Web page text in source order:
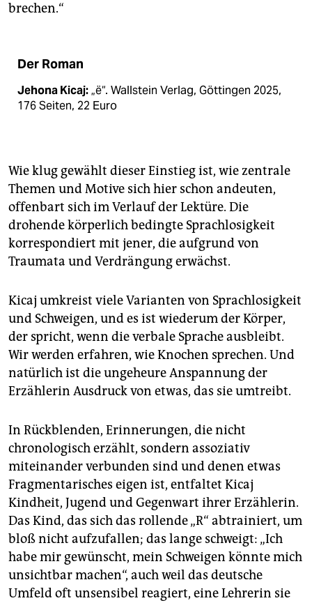
brechen.“
Der Roman
Jehona Kicaj:„ë“. Wallstein Verlag, Göttingen 2025,
176 Seiten, 22 Euro
Wie klug gewählt dieser Einstieg ist, wie zentrale
Themen und Motive sich hier schon andeuten,
offenbart sich im Verlauf der Lektüre. Die
drohende körperlich bedingte Sprachlosigkeit
korrespondiert mit jener, die aufgrund von
Traumata und Verdrängung erwächst.
Kicaj umkreist viele Varianten von Sprachlosigkeit
und Schweigen, und es ist wiederum der Körper,
der spricht, wenn die verbale Sprache ausbleibt.
Wir werden erfahren, wie Knochen sprechen. Und
natürlich ist die ungeheure Anspannung der
Erzählerin Ausdruck von etwas, das sie umtreibt.
In Rückblenden, Erinnerungen, die nicht
chronologisch erzählt, sondern assoziativ
miteinander verbunden sind und denen etwas
Fragmentarisches eigen ist, entfaltet Kicaj
Kindheit, Jugend und Gegenwart ihrer Erzählerin.
Das Kind, das sich das rollende „R“ abtrainiert, um
bloß nicht aufzufallen; das lange schweigt: „Ich
habe mir gewünscht, mein Schweigen könnte mich
unsichtbar machen“, auch weil das deutsche
Umfeld oft unsensibel reagiert, eine Lehrerin sie